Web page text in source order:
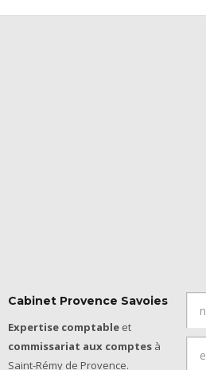
Cabinet Provence Savoies
Expertise comptable et
commissariat aux comptes à
Saint-Rémy de Provence.